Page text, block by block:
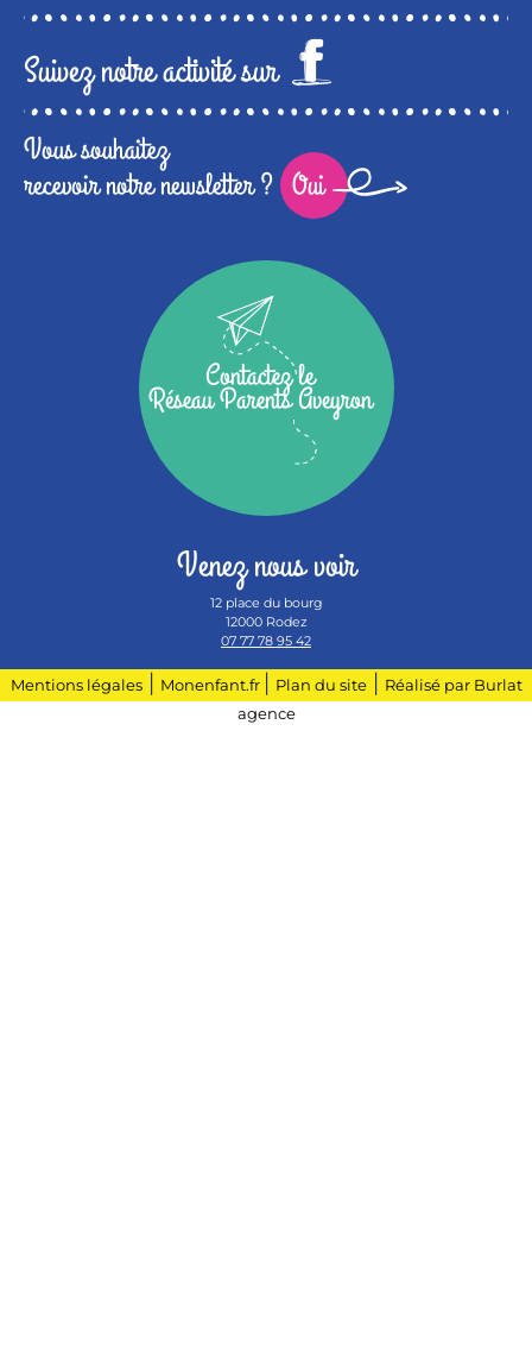
Suivez notre activité sur
Vous souhaitez
recevoir notre newsletter ? Oui
Contactez le
Réseau Parents Aveyron
Venez nous voir
12 place du bourg
12000 Rodez
07 77 78 95 42
Mentions légales| Monenfant.fr Plan du site|
Réalisé par Burlat
agence